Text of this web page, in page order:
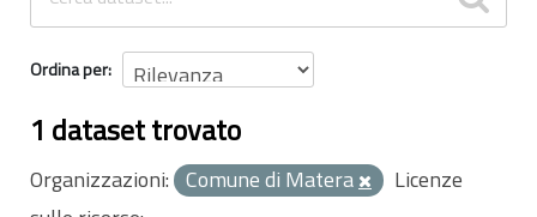
Ordina per
1 dataset trovato
Organizzazioni: Comune di Matera
Licenze